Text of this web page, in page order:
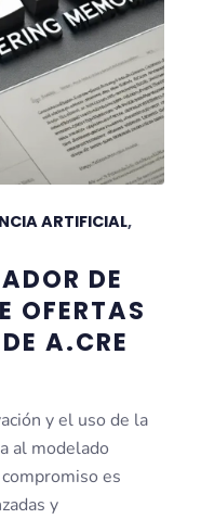
ARTIFICIAL,
DE
OFERTAS
A.CRE
y el uso de la
al modelado
es
y